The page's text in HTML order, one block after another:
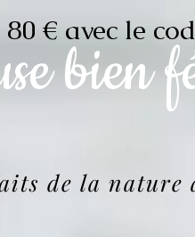
bien
€ avec le
de la nature